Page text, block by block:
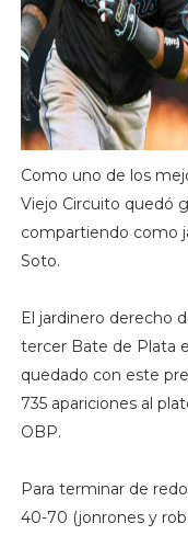
Como uno de los
Viejo Circuito quedó
compartiendo como
Soto.
El jardinero derecho
tercer Bate de Plata
quedado con este
735 apariciones al
OBP.
Para terminar de
40-70 (jonrones y